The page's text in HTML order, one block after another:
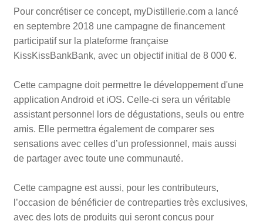
Pour concrétiser ce concept, myDistillerie.com a lancé
en septembre 2018 une campagne de financement
participatif sur la plateforme française
KissKissBankBank, avec un objectif initial de 8 000 €.
Cette campagne doit permettre le développement d'une
application Android et iOS. Celle-ci sera un véritable
assistant personnel lors de dégustations, seuls ou entre
amis. Elle permettra également de comparer ses
sensations avec celles d’un professionnel, mais aussi
de partager avec toute une communauté.
Cette campagne est aussi, pour les contributeurs,
l’occasion de bénéficier de contreparties très exclusives,
avec des lots de produits qui seront conçus pour